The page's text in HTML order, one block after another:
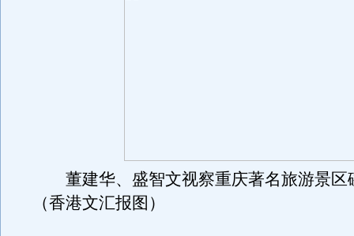
董建华、盛智文视察重庆著名旅游景区
（香港文汇报图）